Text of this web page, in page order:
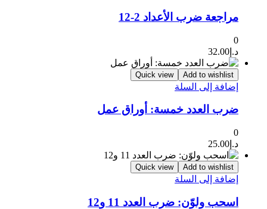
مراجعة ضرب الأعداد 2-12
0
د.إ 32.00
Add to wishlist
Quick view
إضافة إلى السلة
ضرب العدد خمسة: أوراق عمل
0
د.إ 25.00
Add to wishlist
Quick view
إضافة إلى السلة
اسحب ولوّن: ضرب العدد 11 و12